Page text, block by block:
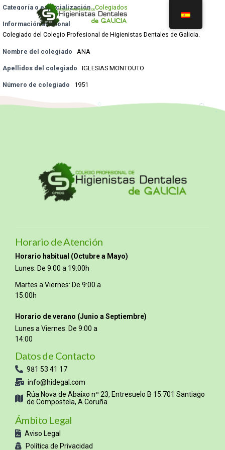
Categoría o especialización Colegiados
Información adicional
Colegiado del Colegio Profesional de Higienistas Dentales de Galicia.
Nombre del colegiado ANA
Apellidos del colegiado IGLESIAS MONTOUTO
Número de colegiado 1951
Horario de Atención
Horario habitual (Octubre a Mayo)
Lunes: De 9:00 a 19:00h
Martes a Viernes: De 9:00 a
15:00h
Horario de verano (Junio a Septiembre)
Lunes a Viernes: De 9:00 a
14:00
Datos de Contacto
981 53 41 17
info@hidegal.com
Rúa Nova de Abaixo nº 23, Entresuelo B 15.701 Santiago
de Compostela, A Coruña
Ámbito Legal
Aviso Legal
Política de Privacidad